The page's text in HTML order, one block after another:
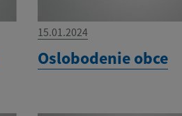
15.01.2024
Oslobodenie obce